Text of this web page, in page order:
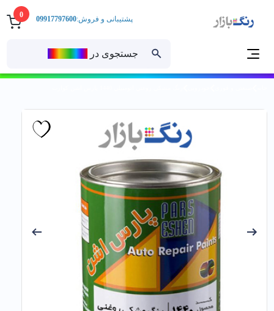
0
جستجوی در
پشتیبانی و فروش:09917797600